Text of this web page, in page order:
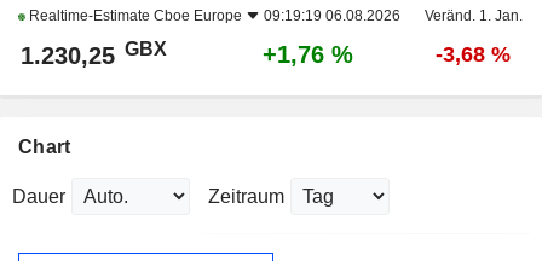
Realtime-Estimate Cboe Europe 09:19:19 06.08.2026 Veränd. 1. Jan.
1.230,25 GBX +1,76 % -3,68 %
Chart
Dauer Zeitraum